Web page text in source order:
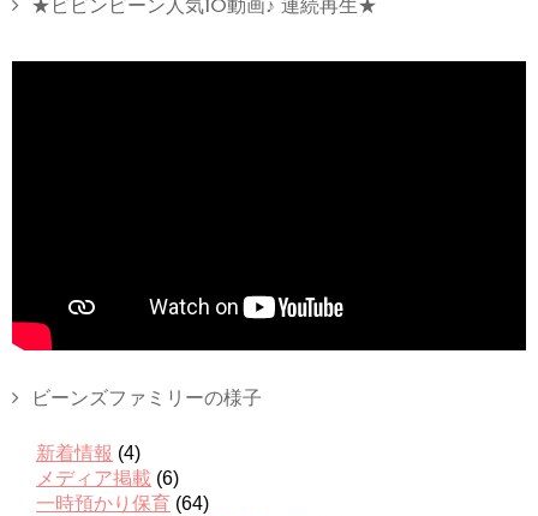
★ビビンビーン人気10動画♪ 連続再生★
ビーンズファミリーの様子
新着情報 (4)
メディア掲載 (6)
一時預かり保育 (64)